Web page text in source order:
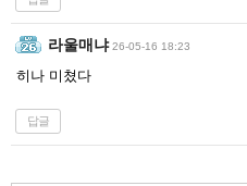
라울매냐 26-05-16 18:23
히나 미쳤다
답글